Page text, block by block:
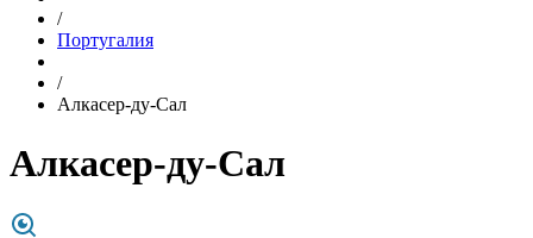
/
Португалия
/
Алкасер-ду-Сал
Алкасер-ду-Сал